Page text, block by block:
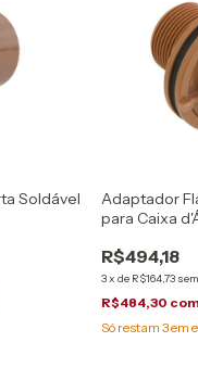
Soldável
Adaptador
para Caixa
R$494,18
3xde R$164,73
R$484,30
Só restam3em